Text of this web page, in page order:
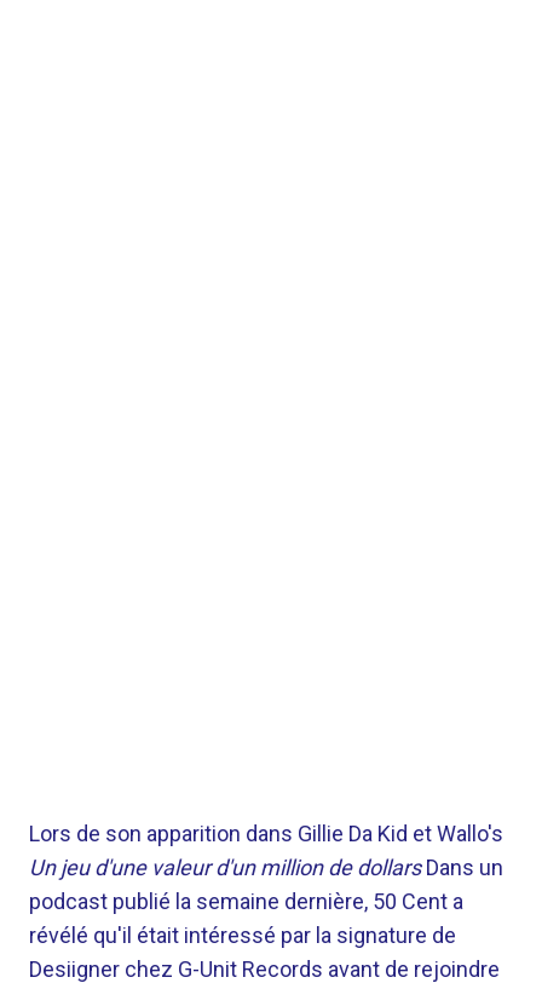
Lors de son apparition dans Gillie Da Kid et Wallo's
Un jeu d'une valeur d'un million de dollarsDans un
podcast publié la semaine dernière, 50 Cent a
révélé qu'il était intéressé par la signature de
Desiigner chez G-Unit Records avant de rejoindre